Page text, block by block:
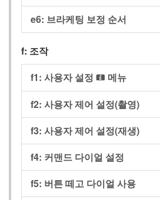
e6: 브라케팅 보정 순서
f: 조작
f1: 사용자 설정 i 메뉴
f2: 사용자 제어 설정(촬영)
f3: 사용자 제어 설정(재생)
f4: 커맨드 다이얼 설정
f5: 버튼 떼고 다이얼 사용